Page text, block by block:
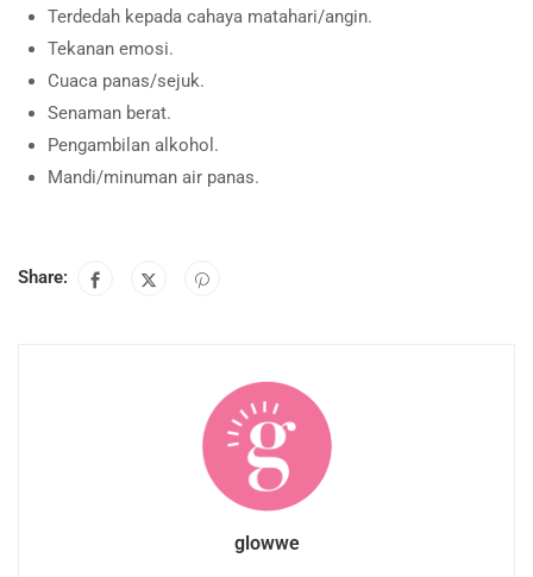
Terdedah kepada cahaya matahari/angin.
Tekanan emosi.
Cuaca panas/sejuk.
Senaman berat.
Pengambilan alkohol.
Mandi/minuman air panas.
Share:
glowwe